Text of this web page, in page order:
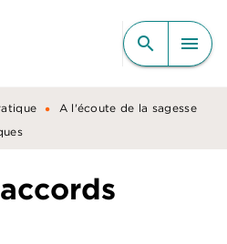
CONTENU
search menu
• A l'écoute de la sagesse